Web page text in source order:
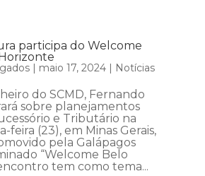
participa do Welcome
| maio 17, 2024| Notícias
do SCMD, Fernando
sobre planejamentos
e Tributário na
feira (23), em Minas Gerais,
pela Galápagos
“Welcome Belo
tem como tema...